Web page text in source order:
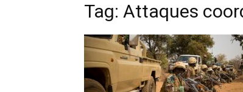
Tag: Attaques